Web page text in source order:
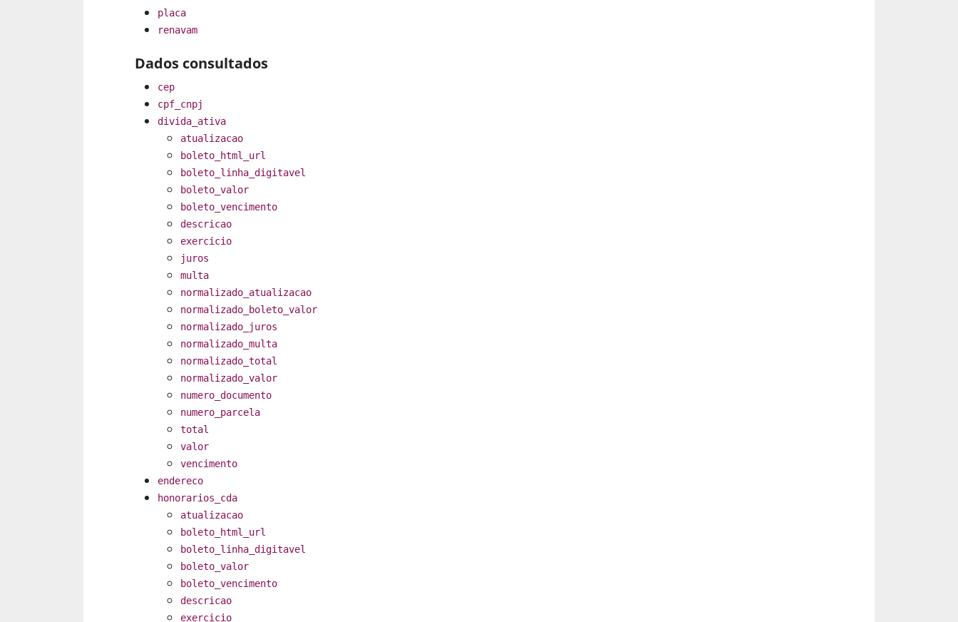
placa
renavam
Dados consultados
cep
cpf_cnpj
divida_ativa
atualizacao
boleto_html_url
boleto_linha_digitavel
boleto_valor
boleto_vencimento
descricao
exercicio
juros
multa
normalizado_atualizacao
normalizado_boleto_valor
normalizado_juros
normalizado_multa
normalizado_total
normalizado_valor
numero_documento
numero_parcela
total
valor
vencimento
endereco
honorarios_cda
atualizacao
boleto_html_url
boleto_linha_digitavel
boleto_valor
boleto_vencimento
descricao
exercicio